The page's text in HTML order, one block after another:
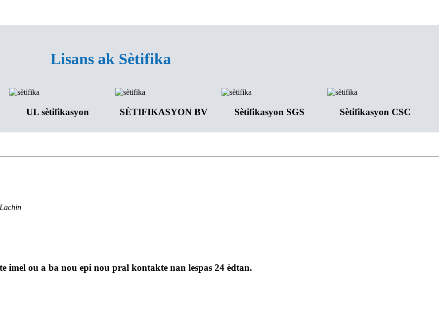
Lisans ak Sètifika
UL sètifikasyon SÈTIFIKASYON BV Sètifikasyon SGS Sètifikasyon CSC
imel ou a ba nou epi nou pral kontakte nan lespas 24 èdtan.